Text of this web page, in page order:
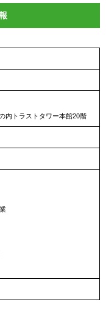
内トラストタワー本館20階